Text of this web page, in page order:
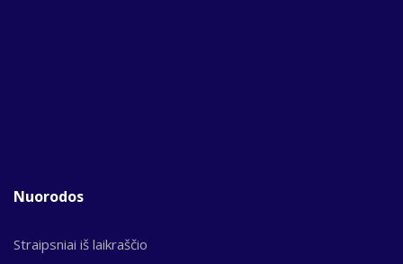
Nuorodos
Straipsniai iš laikraščio